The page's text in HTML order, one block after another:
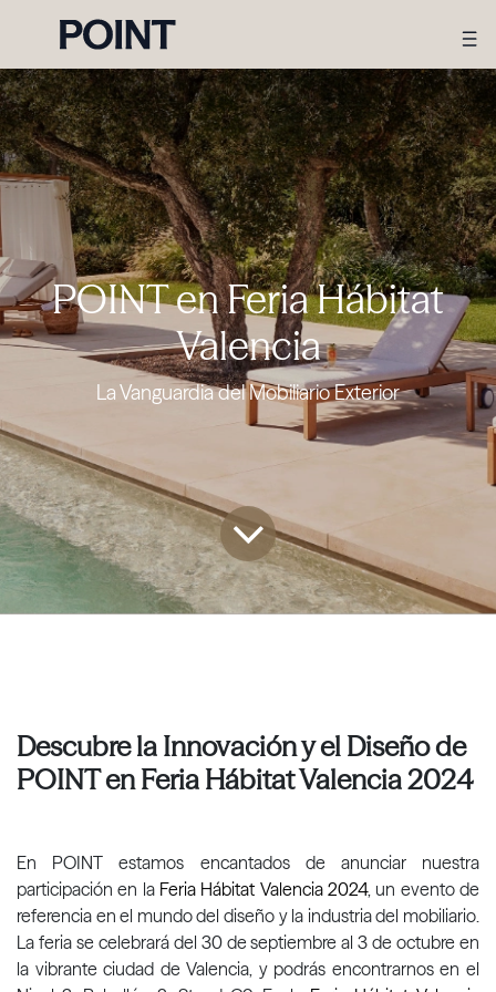
POINT en Feria Hábitat
Valencia
La Vanguardia del Mobiliario Exterior
Descubre la Innovación y el Diseño de
POINT en Feria Hábitat Valencia 2024
En POINT estamos encantados de anunciar nuestra
participación en la Feria Hábitat Valencia 2024, un evento de
referencia en el mundo del diseño y la industria del mobiliario.
La feria se celebrará del 30 de septiembre al 3 de octubre en
la vibrante ciudad de Valencia, y podrás encontrarnos en el